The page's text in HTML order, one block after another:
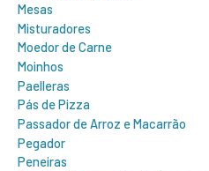
Mesas
Misturadores
Moedor de Carne
Moinhos
Paelleras
Pás de Pizza
Passador de Arroz e Macarrão
Pegador
Peneiras